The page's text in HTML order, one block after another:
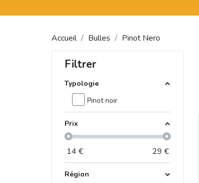
Accueil Bulles Pinot Nero
Filtrer
Typologie
Pinot noir
Prix
14 € 29 €
Région